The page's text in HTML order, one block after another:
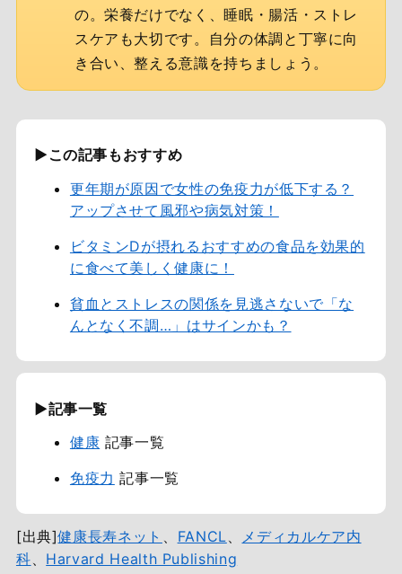
の。栄養だけでなく、睡眠・腸活・ストレ
スケアも大切です。自分の体調と丁寧に向
き合い、整える意識を持ちましょう。
▶この記事もおすすめ
更年期が原因で女性の免疫力が低下する？
アップさせて風邪や病気対策！
ビタミンDが摂れるおすすめの食品を効果的
に食べて美しく健康に！
貧血とストレスの関係を見逃さないで「な
んとなく不調…」はサインかも？
▶記事一覧
健康 記事一覧
免疫力 記事一覧
[出典]健康長寿ネット 、 FANCL、 メディカルケア内
科、 Harvard Health Publishing